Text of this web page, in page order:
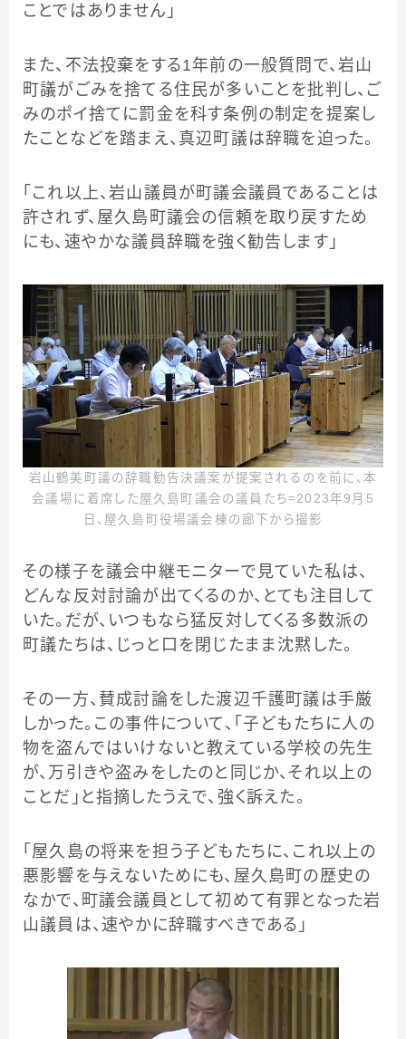
ことではありません」
また、不法投棄をする1年前の一般質問で、岩山
町議がごみを捨てる住民が多いことを批判し、ご
みのポイ捨てに罰金を科す条例の制定を提案し
たことなどを踏まえ、真辺町議は辞職を迫った。
「これ以上、岩山議員が町議会議員であることは
許されず、屋久島町議会の信頼を取り戻すため
にも、速やかな議員辞職を強く勧告します」
岩山鶴美町議の辞職勧告決議案が提案されるのを前に、本
会議場に着席した屋久島町議会の議員たち＝2023年9月5
日、屋久島町役場議会棟の廊下から撮影
その様子を議会中継モニターで見ていた私は、
どんな反対討論が出てくるのか、とても注目して
いた。だが、いつもなら猛反対してくる多数派の
町議たちは、じっと口を閉じたまま沈黙した。
その一方、賛成討論をした渡辺千護町議は手厳
しかった。この事件について、「子どもたちに人の
物を盗んではいけないと教えている学校の先生
が、万引きや盗みをしたのと同じか、それ以上の
ことだ」と指摘したうえで、強く訴えた。
「屋久島の将来を担う子どもたちに、これ以上の
悪影響を与えないためにも、屋久島町の歴史の
なかで、町議会議員として初めて有罪となった岩
山議員は、速やかに辞職すべきである」